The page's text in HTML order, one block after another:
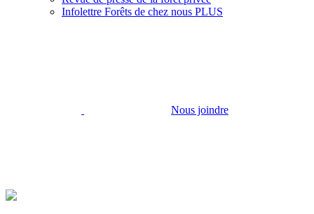
Infolettre Forêts de chez nous PLUS
Nous joindre